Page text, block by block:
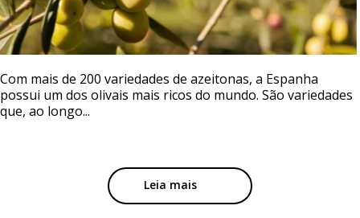
Com mais de 200 variedades de azeitonas, a Espanha
possui um dos olivais mais ricos do mundo. São variedades
que, ao longo...
Leia mais